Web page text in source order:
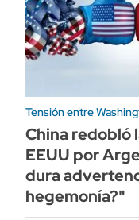
Tensión entre
China redobló
EEUU por
dura
hegemonía?"